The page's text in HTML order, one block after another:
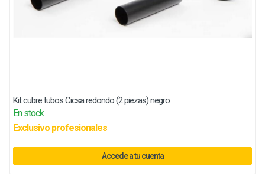
Kit cubre tubos Cicsa redondo (2 piezas) negro
En stock
Exclusivo profesionales
Accede a tu cuenta